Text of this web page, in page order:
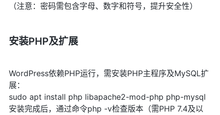
（注意：密码需包含字母、数字和符号，提升安全性）
安装PHP及扩展
WordPress依赖PHP运行，需安装PHP主程序及MySQL扩
展：
sudo apt install php libapache2-mod-php php-mysql
安装完成后，通过命令php -v检查版本（需PHP 7.4及以